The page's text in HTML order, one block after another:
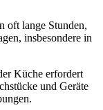
oft lange Stunden,
insbesondere in
Küche erfordert
und Geräte